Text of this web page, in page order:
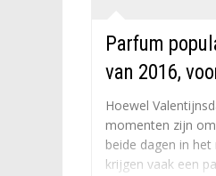
Parfum
van 2016,
Hoewel
momenten zijn
beide dagen in
krijgen vaak een